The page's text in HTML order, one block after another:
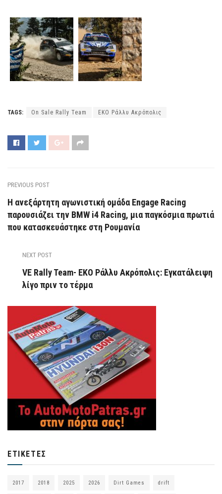
TAGS: On Sale Rally Team ΕΚΟ Ράλλυ Ακρόπολις
PREVIOUS POST
Η ανεξάρτητη αγωνιστική ομάδα Engage Racing
παρουσιάζει την BMW i4 Racing, μια παγκόσμια πρωτιά
που κατασκευάστηκε στη Ρουμανία
NEXT POST
VE Rally Team- ΕΚΟ Ράλλυ Ακρόπολις: Εγκατάλειψη
λίγο πριν το τέρμα
ΕΤΙΚΈΤΕΣ
2017 2018 2025 2026 Dirt Games drift